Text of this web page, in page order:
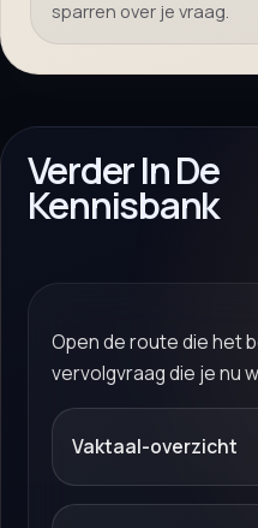
sparren over je vraag.
Verder In De
Kennisbank
Open de route die het
vervolgvraag die je nu
Vaktaal-overzicht